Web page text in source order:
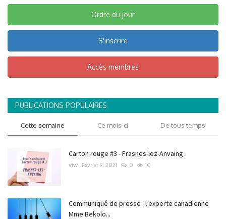
Ordre du jour
S'inscrire
Accès membres
PUBLICATIONS POPULAIRES
Cette semaine Ce mois-ci De tous temps
Carton rouge #3 - Frasnes-lez-Anvaing
viw Février 9, 2021 0 10
Communiqué de presse : l’experte canadienne
Mme Bekolo...